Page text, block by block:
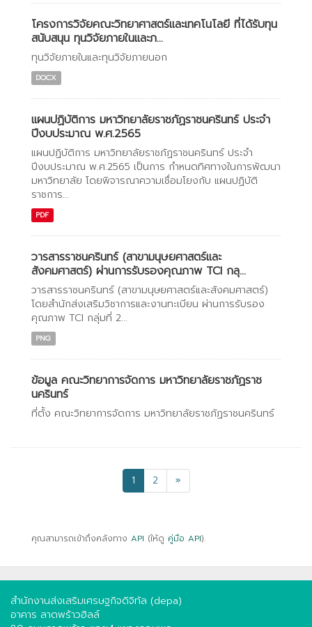
โครงการวิจัยคณะวิทยาศาสตร์และเทคโนโลยี ที่ได้รับทุน
สนับสนุน ทุนวิจัยภายในและภ...
ทุนวิจัยภายในและทุนวิจัยภายนอก
DOCX
แผนปฏิบัติการ มหาวิทยาลัยราชภัฏราชนครินทร์ ประจำ
ปีงบประมาณ พ.ศ.2565
แผนปฏิบัติการ มหาวิทยาลัยราชภัฏราชนครินทร์ ประจำ
ปีงบประมาณ พ.ศ.2565 เป็นการ กำหนดทิศทางในการพัฒนา
มหาวิทยาลัย โดยพิจารณาความเชื่อมโยงกับ แผนปฏิบัติ
ราชการ...
PDF
วารสารราชนครินทร์ (สาขามนุษยศาสตร์และ
สังคมศาสตร์) ผ่านการรับรองคุณภาพ TCI กลุ...
วารสารราชนครินทร์ (สาขามนุษยศาสตร์และสังคมศาสตร์)
โดยสำนักส่งเสริมวิชาการและงานทะเบียน ผ่านการรับรอง
คุณภาพ TCI กลุ่มที่ 2...
PNG
ข้อมูล คณะวิทยาการจัดการ มหาวิทยาลัยราชภัฏราช
นครินทร์
ที่ตั้ง คณะวิทยาการจัดการ มหาวิทยาลัยราชภัฏราชนครินทร์
1 2 »
คุณสามารถเข้าถึงคลังทาง API (ให้ดู คู่มือ API).
สำนักงานส่งเสริมเศรษฐกิจดิจิทัล (depa)
อาคาร ลาดพร้าวฮิลล์